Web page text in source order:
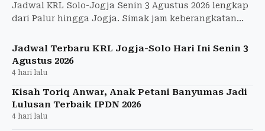
Jadwal KRL Solo-Jogja Senin 3 Agustus 2026 lengkap
dari Palur hingga Jogja. Simak jam keberangkatan
Jadwal Terbaru KRL Jogja-Solo Hari Ini Senin 3
Agustus 2026
4 hari lalu
Kisah Toriq Anwar, Anak Petani Banyumas Jadi
Lulusan Terbaik IPDN 2026
4 hari lalu